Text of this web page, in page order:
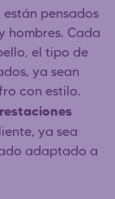
pensados
hombres. Cada
el tipo de
ya sean
con estilo.
ya sea
adaptado a